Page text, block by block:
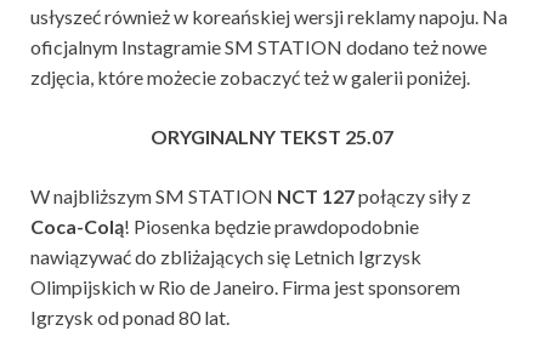
usłyszeć również w koreańskiej wersji reklamy napoju. Na
oficjalnym Instagramie SM STATION dodano też nowe
zdjęcia, które możecie zobaczyć też w galerii poniżej.
ORYGINALNY TEKST 25.07
W najbliższym SM STATION NCT 127połączy siły z
Coca-Colą! Piosenka będzie prawdopodobnie
nawiązywać do zbliżających się Letnich Igrzysk
Olimpijskich w Rio de Janeiro. Firma jest sponsorem
Igrzysk od ponad 80 lat.